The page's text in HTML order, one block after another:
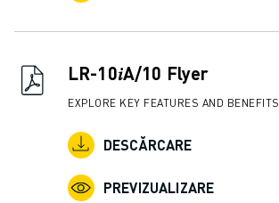
LR-10𝑖A/10 Flyer
EXPLORE KEY FEATURES AND BENEFITS
DESCĂRCARE
PREVIZUALIZARE